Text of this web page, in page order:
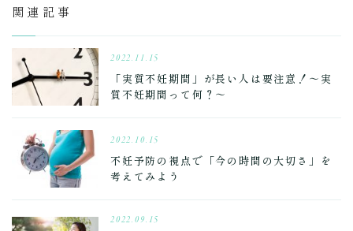
関連記事
2022.11.15
「実質不妊期間」が長い人は要注意！～実
質不妊期間って何？～
2022.10.15
不妊予防の視点で「今の時間の大切さ」を
考えてみよう
2022.09.15